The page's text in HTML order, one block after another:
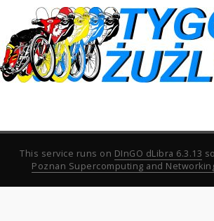
This service runs on DInGO dLibra 6.3.13
Poznan Supercomputing and